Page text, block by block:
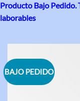
Producto Bajo Pedido.
laborables
BAJO PEDIDO